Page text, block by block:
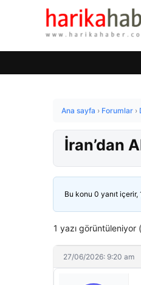
Ana sayfa › Forumlar ›
İran’dan
Bu konu 0 yanıt içerir,
1 yazı görüntüleniyor
27/06/2026: 9:20 am